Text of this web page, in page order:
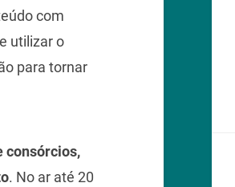
com
utilizar o
para tornar
consórcios,
. No ar até 20